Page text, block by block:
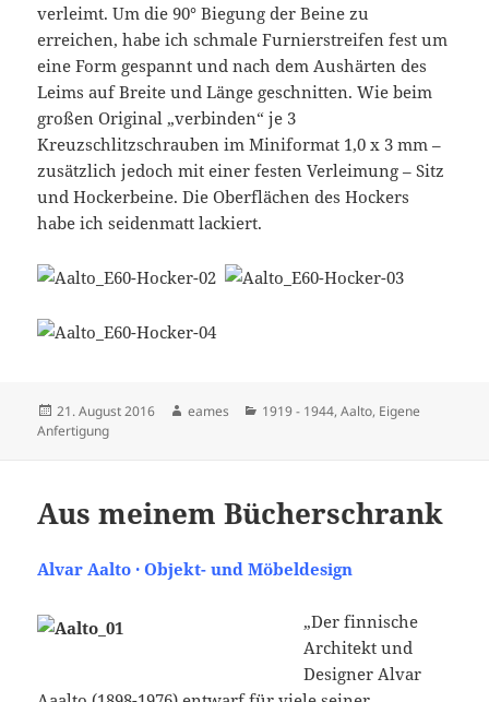
verleimt. Um die 90° Biegung der Beine zu
erreichen, habe ich schmale Furnierstreifen fest um
eine Form gespannt und nach dem Aushärten des
Leims auf Breite und Länge geschnitten. Wie beim
großen Original „verbinden“ je 3
Kreuzschlitzschrauben im Miniformat 1,0 x 3 mm –
zusätzlich jedoch mit einer festen Verleimung – Sitz
und Hockerbeine. Die Oberflächen des Hockers
habe ich seidenmatt lackiert.
Veröffentlicht
am
21. August 2016 Autor
eames Kategorien
1919 - 1944,Aalto, Eigene
Anfertigung
Aus meinem Bücherschrank
Alvar Aalto · Objekt- und Möbeldesign
„Der finnische
Architekt und
Designer Alvar